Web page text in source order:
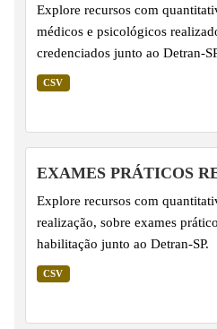
Explore recursos com
médicos e psicológicos
credenciados junto ao Detran-
CSV
EXAMES PRÁTICOS
Explore recursos com
realização, sobre exames
habilitação junto ao Detran-SP.
CSV